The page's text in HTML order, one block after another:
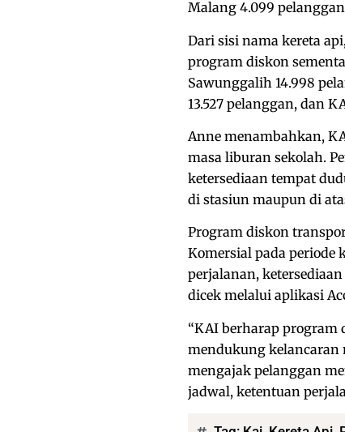
Malang 4.099
Dari sisi nama kereta
program diskon
Sawunggalih 14.998
13.527 pelanggan, dan
Anne menambahkan,
masa liburan sekolah.
ketersediaan tempat
di stasiun maupun di
Program diskon
Komersial pada periode
perjalanan,
dicek melalui aplikasi
“KAI berharap program
mendukung kelancaran
mengajak pelanggan
jadwal, ketentuan